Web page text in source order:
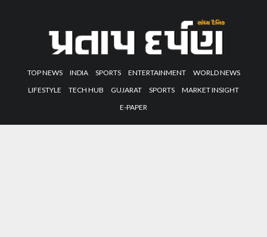
TOP NEWS INDIA SPORTS ENTERTAINMENT
WORLD NEWS
LIFESTYLE
TECH HUB GUJARAT SPORTS
MARKET INSIGHT
E-PAPER